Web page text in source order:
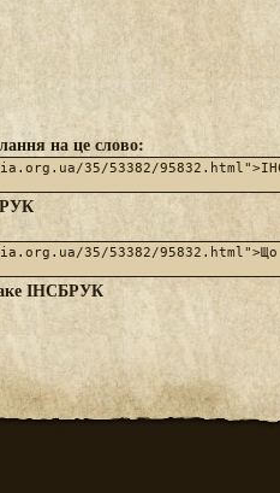
на це слово:
ІНСБРУК